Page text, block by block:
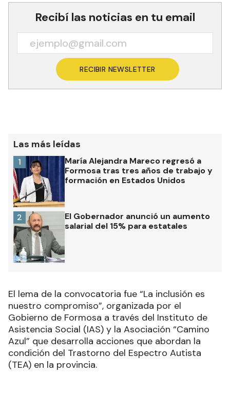
Recibí las noticias en tu email
RECIBIR NEWSLETTER
Las más leídas
María Alejandra Mareco regresó a
Formosa tras tres años de trabajo y
formación en Estados Unidos
1
El Gobernador anunció un aumento
salarial del 15% para estatales
2
El lema de la convocatoria fue “La inclusión es
nuestro compromiso”, organizada por el
Gobierno de Formosa a través del Instituto de
Asistencia Social (IAS) y la Asociación “Camino
Azul” que desarrolla acciones que abordan la
condición del Trastorno del Espectro Autista
(TEA) en la provincia.